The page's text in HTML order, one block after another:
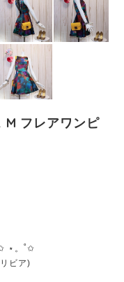
フレアワンピ
⋆。˚✩
ビア)